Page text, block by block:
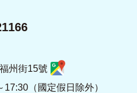
州街15號
（國定假日除外）